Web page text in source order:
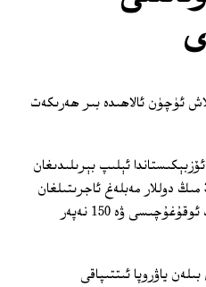
ئۈچۈن ئالاھىدە بىر ھەرىكەت
ئېلىپ بېرىلىدىغان
"مەتبۇئات ئەركىنلىكى" دېگەن تېمىدىكى مەزكۇر پروگراممىغا بىر مىليون 300 مىڭ دوللار مەبلەغ ئاجرىتىلغان
بولۇپ، ئۆزبېكىستاندىكى 600 نەپەر ئاخبارات خادىمى، 300 نەپەر ئالىي مەكتەپ ئوقۇغۇچىسى ۋە 150 نەپەر
ياۋروپا ئىتتىپاقى